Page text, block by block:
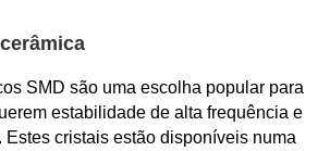
SMD são uma escolha popular para
estabilidade de alta frequência e
Estes cristais estão disponíveis numa